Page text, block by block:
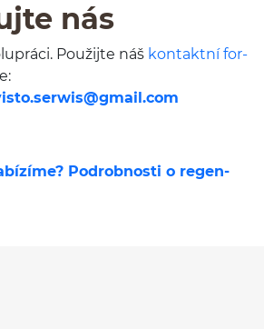
nás
Použi­jte náš kon­tak­tní for­
s@gmail.com
Podrob­nosti o regen­